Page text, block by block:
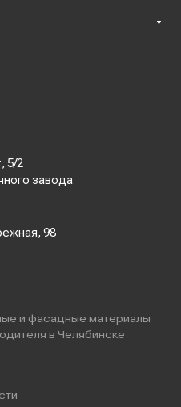
5/2
завода
98
и фасадные материалы
в Челябинске